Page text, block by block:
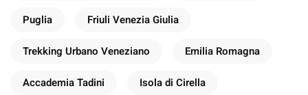
Puglia Friuli Venezia Giulia
Trekking Urbano Veneziano Emilia Romagna
Accademia Tadini Isola di Cirella